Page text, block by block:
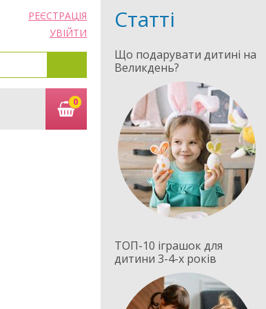
РЕЄСТРАЦІЯ
УВІЙТИ
0
Статті
Що подарувати дитині на
Великдень?
ТОП-10 іграшок для
дитини 3-4-х років